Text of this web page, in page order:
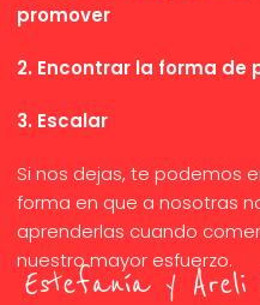
promover
2. Encontrar la forma
3. Escalar
Si nos dejas, te podemos
forma en que a nosotras
aprenderlas cuando
nuestro mayor esfuerzo.
Estefanía y Areli